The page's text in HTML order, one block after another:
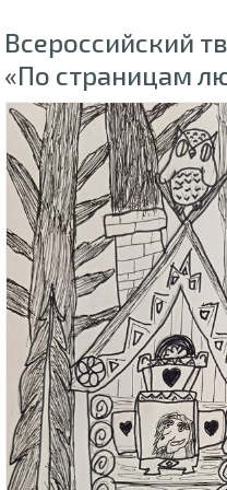
Всероссийский
«По страницам